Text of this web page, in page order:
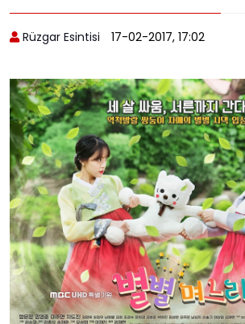
Rüzgar Esintisi 17-02-2017, 17:02